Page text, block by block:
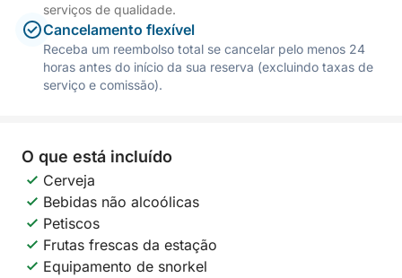
serviços de qualidade.
Cancelamento flexível
Receba um reembolso total se cancelar pelo menos 24
horas antes do início da sua reserva (excluindo taxas de
serviço e comissão).
O que está incluído
Cerveja
Bebidas não alcoólicas
Petiscos
Frutas frescas da estação
Equipamento de snorkel